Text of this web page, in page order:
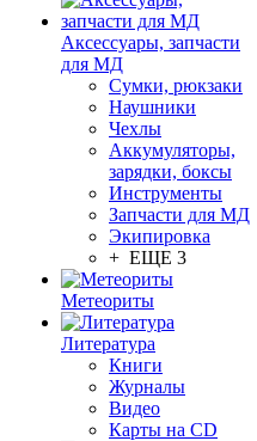
Аксессуары, запчасти
для МД
Сумки, рюкзаки
Наушники
Чехлы
Аккумуляторы,
зарядки, боксы
Инструменты
Запчасти для МД
Экипировка
+ ЕЩЕ 3
Метеориты
Литература
Книги
Журналы
Видео
Карты на CD